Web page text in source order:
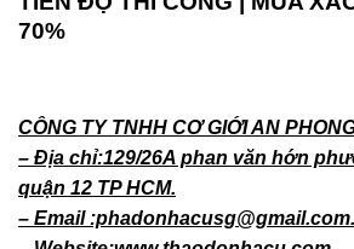
70%
CÔNG TY TNHH CƠ GIỚI AN
– Địa chỉ:129/26A phan văn hớn
quận 12 TP HCM.
– Email :phadonhacusg@gmail.com.